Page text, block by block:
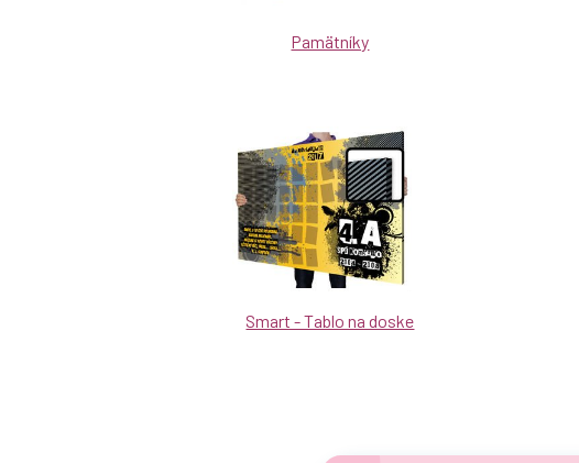
Pamätníky
Smart - Tablo na doske